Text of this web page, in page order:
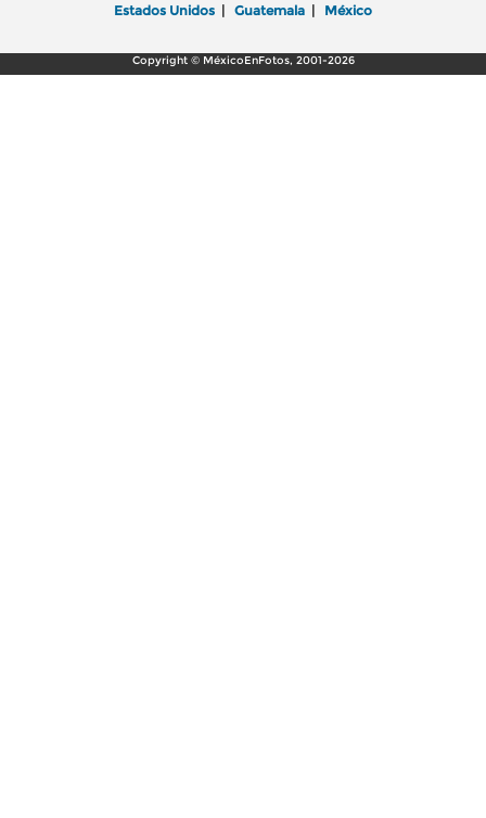
Estados Unidos | Guatemala | México
Copyright © MéxicoEnFotos, 2001-2026